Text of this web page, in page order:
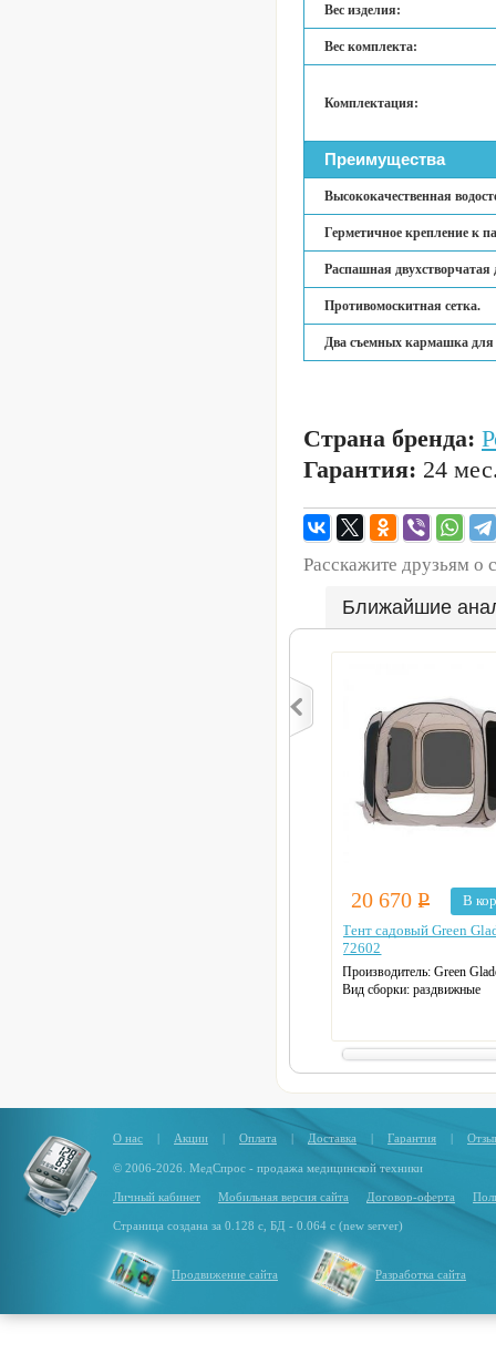
Вес изделия:
Вес комплекта:
Комплектация:
Преимущества
Высококачественная
Герметичное крепление к
Распашная двухстворчатая
Противомоскитная сетка.
Два съемных кармашка для
Страна бренда:
Гарантия: 24
Расскажите друзьям о
Ближайшие
20 670Р
В
Тент садовый Green
72602
Производитель: Green
Вид сборки: раздвижные
Размер:3,65х3,65х3,65 м
Высота:2,29 м
Вес нетто:10,5 кг
О нас | Акции | Оплата | Доставка | Гарантия |
© 2006-2026. МедСпрос - продажа медицинской техники
Личный кабинет Мобильная версия сайта Договор-оферта
Страница создана за 0.128 с, БД - 0.064 с (new server)
Продвижение сайта Разработка сайта